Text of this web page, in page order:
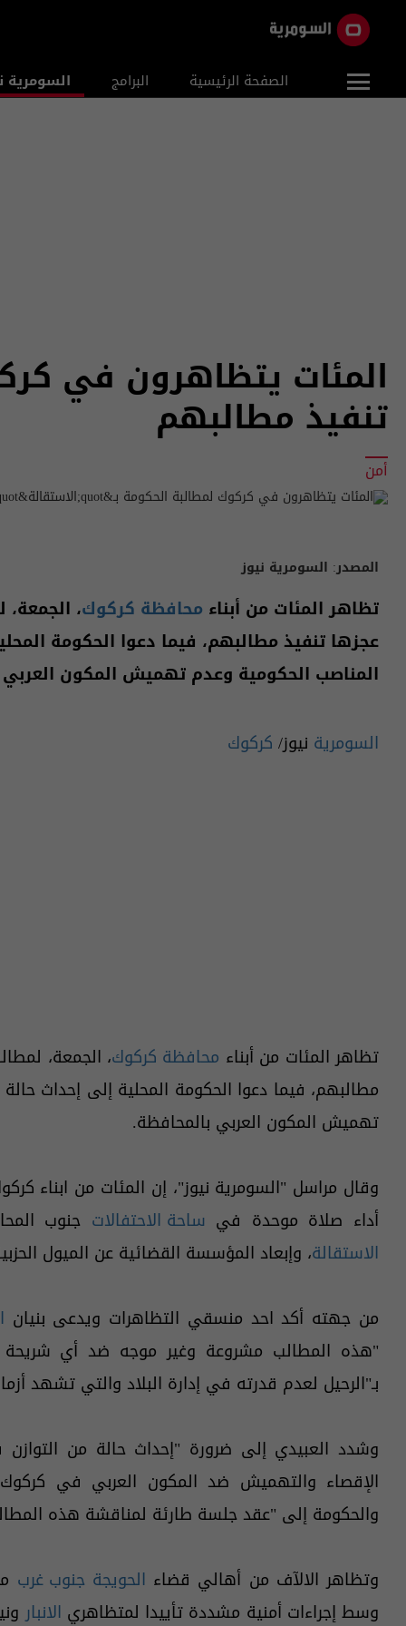
الصفحة الرئيسية البرامج السومرية
المئات يتظاهرون في
تنفيذ مطالبهم
أمن
المصدر: السومرية نيوز
تظاهر المئات من أبناء محافظة كركوك،
عجزها تنفيذ مطالبهم، فيما دعوا الحكومة
المناصب الحكومية وعدم تهميش المكون العربي
السومرية نيوز/ كركوك
تظاهر المئات من أبناء محافظة كركوك، الجمعة،
مطالبهم، فيما دعوا الحكومة المحلية إلى إحداث
تهميش المكون العربي بالمحافظة.
وقال مراسل "السومرية نيوز"، إن المئات من ابناء
أداء صلاة موحدة في ساحة الاحتفالات جنوب
الاستقالة، وإبعاد المؤسسة القضائية عن الميول
من جهته أكد احد منسقي التظاهرات ويدعى بنيان
"هذه المطالب مشروعة وغير موجه ضد أي شريحة
بـ"الرحيل لعدم قدرته في إدارة البلاد والتي تشهد
وشدد العبيدي إلى ضرورة "إحداث حالة من
الإقصاء والتهميش ضد المكون العربي في كركوك
والحكومة إلى "عقد جلسة طارئة لمناقشة هذه
وتظاهر الالآف من أهالي قضاء الحويجة جنوب غرب
وسط إجراءات أمنية مشددة تأييدا لمتظاهري الانبار